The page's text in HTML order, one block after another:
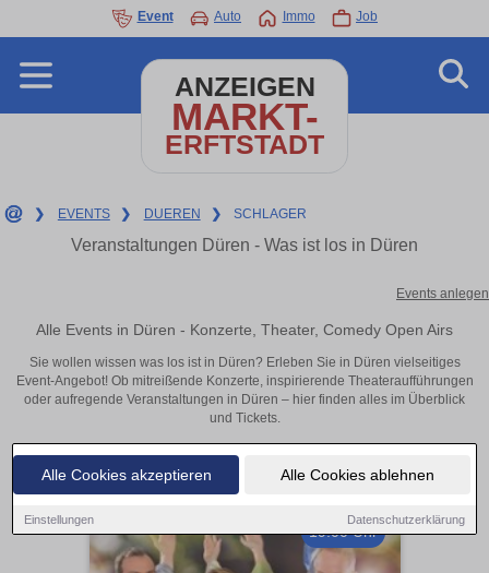
Alle Cookies akzeptieren Alle Cookies ablehnen
Einstellungen Datenschutzerklärung
Event Auto Immo Job
ANZEIGEN
MARKT-
ERFTSTADT
❯ EVENTS ❯ DUEREN ❯ SCHLAGER
Veranstaltungen Düren - Was ist los in Düren
Events anlegen
Alle Events in Düren - Konzerte, Theater, Comedy Open Airs
Sie wollen wissen was los ist in Düren? Erleben Sie in Düren vielseitiges
Event-Angebot! Ob mitreißende Konzerte, inspirierende Theateraufführungen
oder aufregende Veranstaltungen in Düren – hier finden alles im Überblick
und Tickets.
19:00 Uhr